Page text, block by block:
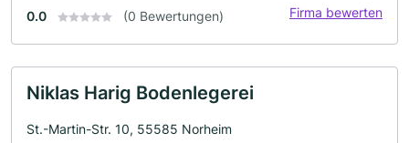
0.0 (0 Bewertungen) Firma bewerten
Niklas Harig Bodenlegerei
St.-Martin-Str. 10, 55585 Norheim